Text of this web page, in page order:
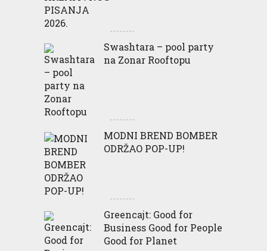
Swashtara – pool party
na Zonar Rooftopu
MODNI BREND BOMBER
ODRŽAO POP-UP!
Greencajt: Good for
Business Good for People
Good for Planet